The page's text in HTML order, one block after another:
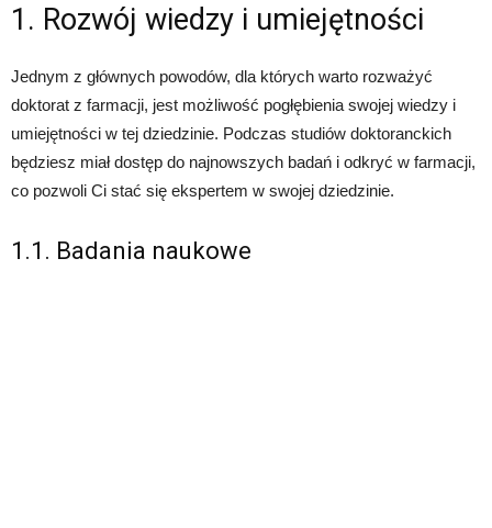
1. Rozwój wiedzy i umiejętności
Jednym z głównych powodów, dla których warto rozważyć
doktorat z farmacji, jest możliwość pogłębienia swojej wiedzy i
umiejętności w tej dziedzinie. Podczas studiów doktoranckich
będziesz miał dostęp do najnowszych badań i odkryć w farmacji,
co pozwoli Ci stać się ekspertem w swojej dziedzinie.
1.1. Badania naukowe